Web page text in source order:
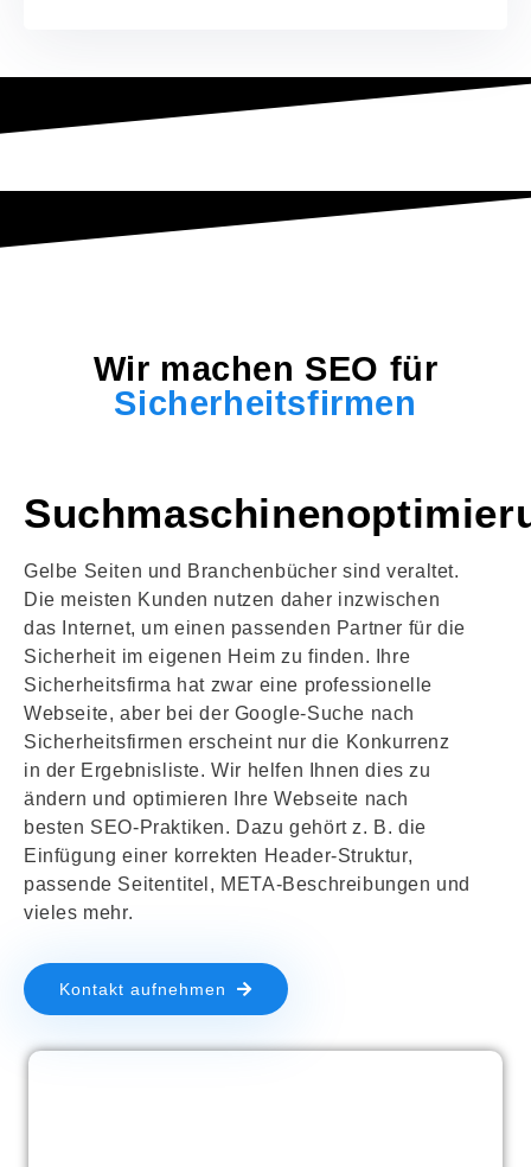
Wir machen SEO für
Sicherheitsfirmen
Gelbe Seiten und Branchenbücher sind veraltet.
Die meisten Kunden nutzen daher inzwischen
das Internet, um einen passenden Partner für die
Sicherheit im eigenen Heim zu finden. Ihre
Sicherheitsfirma hat zwar eine professionelle
Webseite, aber bei der Google-Suche nach
Sicherheitsfirmen erscheint nur die Konkurrenz
in der Ergebnisliste. Wir helfen Ihnen dies zu
ändern und optimieren Ihre Webseite nach
besten SEO-Praktiken. Dazu gehört z. B. die
Einfügung einer korrekten Header-Struktur,
passende Seitentitel, META-Beschreibungen und
vieles mehr.
Kontakt aufnehmen